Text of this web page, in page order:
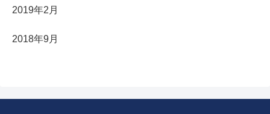
2019年2月
2018年9月